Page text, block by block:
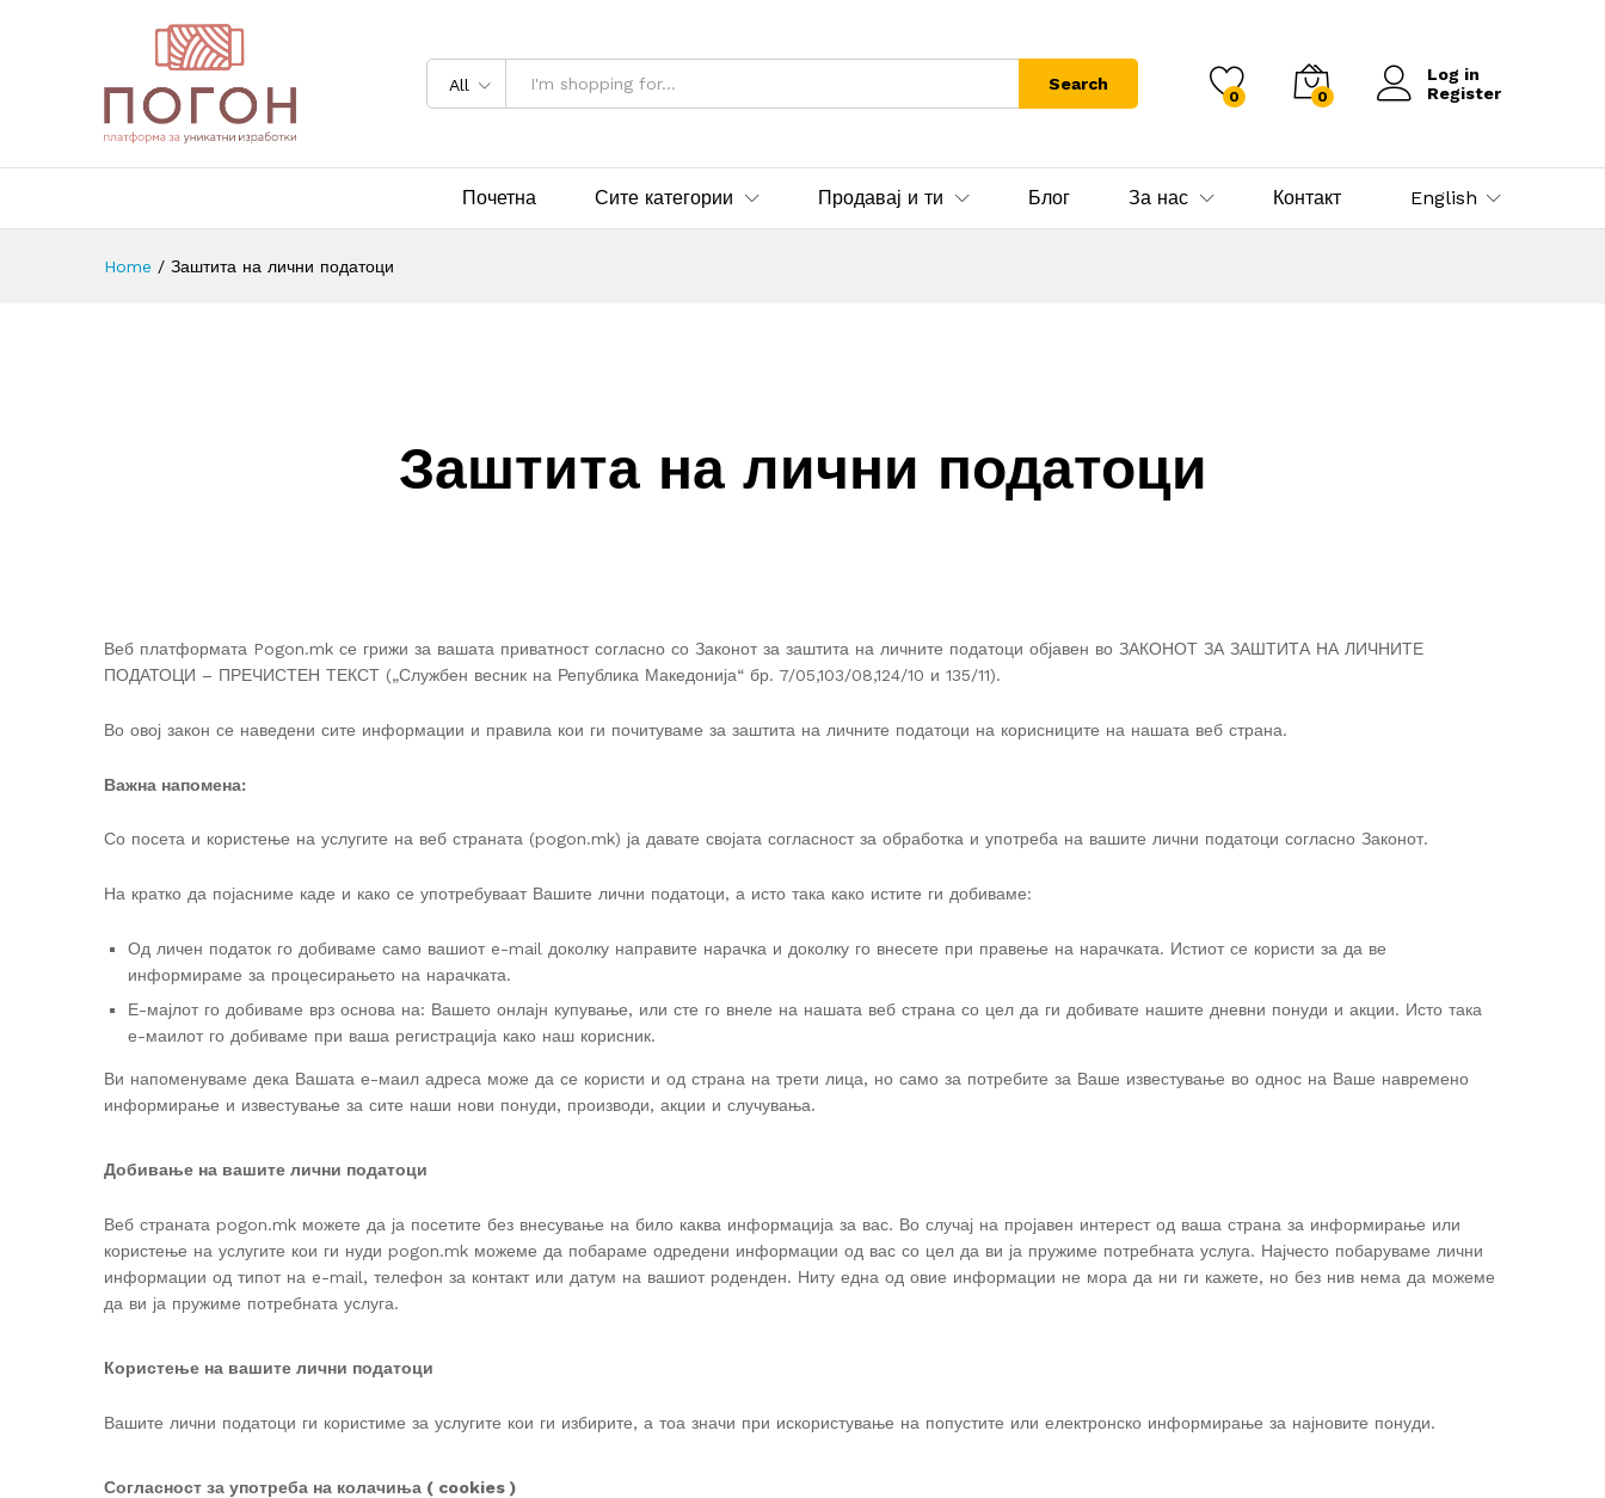
All Search
0 0
Log in
Register
Почетна Сите категории Продавај и ти Блог За нас Контакт English
Home / Заштита на лични податоци
Заштита на лични податоци
Веб платформата Pogon.mk се грижи за вашата приватност согласно со Законот за заштита на личните податоци објавен во ЗАКОНОТ ЗА ЗАШТИТА НА ЛИЧНИТЕ
ПОДАТОЦИ – ПРЕЧИСТЕН ТЕКСТ („Службен весник на Република Македонија“ бр. 7/05,103/08,124/10 и 135/11).
Во овој закон се наведени сите информации и правила кои ги почитуваме за заштита на личните податоци на корисниците на нашата веб страна.
Важна напомена:
Со посета и користење на услугите на веб страната (pogon.mk) ја давате својата согласност за обработка и употреба на вашите лични податоци согласно Законот.
На кратко да појасниме каде и како се употребуваат Вашите лични податоци, а исто така како истите ги добиваме:
Од личен податок го добиваме само вашиот e-mail доколку направите нарачка и доколку го внесете при правење на нарачката. Истиот се користи за да ве
информираме за процесирањето на нарачката.
Е-мајлот го добиваме врз основа на: Вашето онлајн купување, или сте го внеле на нашата веб страна со цел да ги добивате нашите дневни понуди и акции. Исто така
е-маилот го добиваме при ваша регистрација како наш корисник.
Ви напоменуваме дека Вашата е-маил адреса може да се користи и од страна на трети лица, но само за потребите за Ваше известување во однос на Ваше навремено
информирање и известување за сите наши нови понуди, производи, акции и случувања.
Добивање на вашите лични податоци
Веб страната pogon.mk можете да ја посетите без внесување на било каква информација за вас. Во случај на пројавен интерест од ваша страна за информирање или
користење на услугите кои ги нуди pogon.mk можеме да побараме одредени информации од вас со цел да ви ја пружиме потребната услуга. Најчесто побаруваме лични
информации од типот на e-mail, телефон за контакт или датум на вашиот роденден. Ниту една од овие информации не мора да ни ги кажете, но без нив нема да можеме
да ви ја пружиме потребната услуга.
Користење на вашите лични податоци
Вашите лични податоци ги користиме за услугите кои ги избирите, а тоа значи при искористување на попустите или електронско информирање за најновите понуди.
Согласност за употреба на колачиња ( cookies )